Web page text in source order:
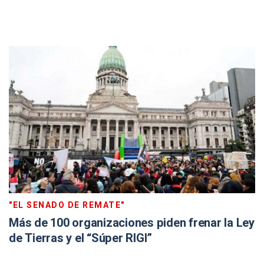
"EL SENADO DE REMATE"
Más de 100 organizaciones piden frenar la Ley
de Tierras y el “Súper RIGI”